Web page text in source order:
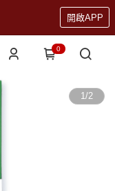
開啟APP
0
1/2